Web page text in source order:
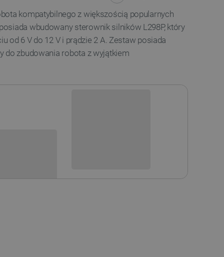
kompatybilnego z większością popularnych
wbudowany sterownik silników L298P, który
od 6 V do 12 V i prądzie 2 A. Zestaw posiada
do zbudowania robota z wyjątkiem